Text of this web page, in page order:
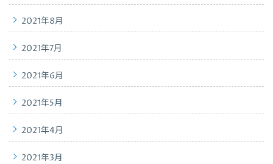
2021年8月
2021年7月
2021年6月
2021年5月
2021年4月
2021年3月